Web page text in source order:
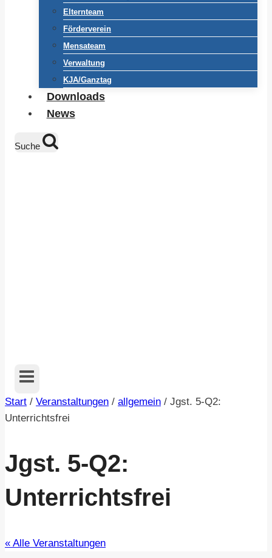
Elternteam
Förderverein
Mensateam
Verwaltung
KJA/Ganztag
Downloads
News
Suche
Start / Veranstaltungen / allgemein / Jgst. 5-Q2:
Unterrichtsfrei
Jgst. 5-Q2:
Unterrichtsfrei
« Alle Veranstaltungen